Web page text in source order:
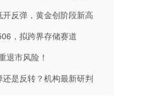
反弹，黄金创阶段新高
，拟跨界存储赛道
退市风险！
是反转？机构最新研判